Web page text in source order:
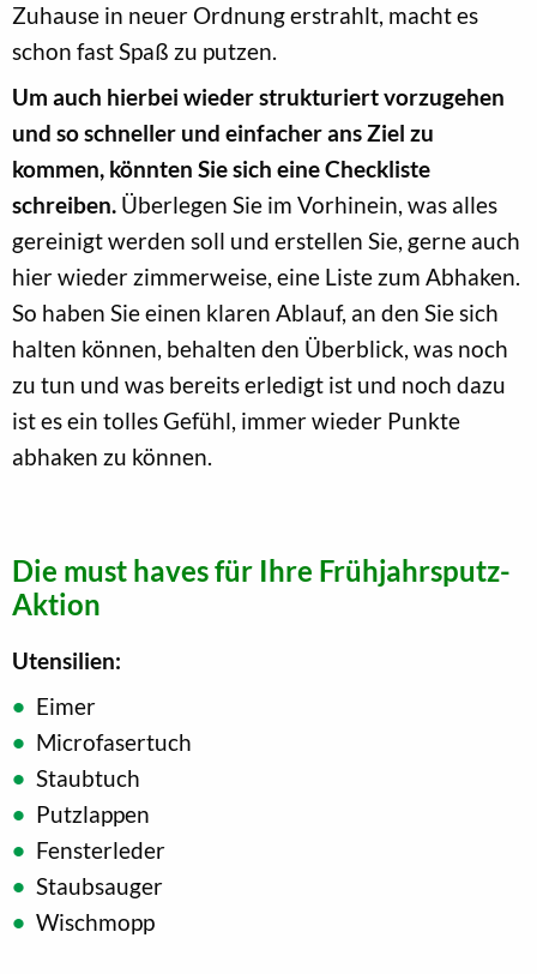
Zuhause in neuer Ordnung erstrahlt, macht es
schon fast Spaß zu putzen.
Um auch hierbei wieder strukturiert vorzugehen
und so schneller und einfacher ans Ziel zu
kommen, könnten Sie sich eine Checkliste
schreiben. Überlegen Sie im Vorhinein, was alles
gereinigt werden soll und erstellen Sie, gerne auch
hier wieder zimmerweise, eine Liste zum Abhaken.
So haben Sie einen klaren Ablauf, an den Sie sich
halten können, behalten den Überblick, was noch
zu tun und was bereits erledigt ist und noch dazu
ist es ein tolles Gefühl, immer wieder Punkte
abhaken zu können.
Die must haves für Ihre Frühjahrsputz-
Aktion
Utensilien:
Eimer
Microfasertuch
Staubtuch
Putzlappen
Fensterleder
Staubsauger
Wischmopp